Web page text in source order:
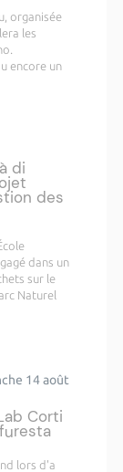
organisée
les
encore un
di
des
dans un
sur le
Naturel
14 août
Corti
lors d'a